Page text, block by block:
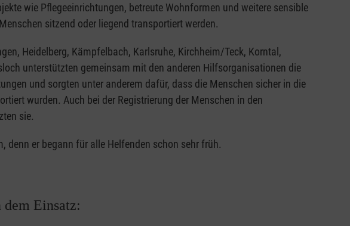
wie Pflegeeinrichtungen, betreute Wohnformen und weitere sensible
sitzend oder liegend transportiert werden.
Heidelberg, Kämpfelbach, Karlsruhe, Kirchheim/Teck, Korntal,
unterstützten gemeinsam mit den anderen Hilfsorganisationen die
und sorgten unter anderem dafür, dass die Menschen sicher in die
wurden. Auch bei der Registrierung der Menschen in den
sie.
denn er begann für alle Helfenden schon sehr früh.
Einsatz: